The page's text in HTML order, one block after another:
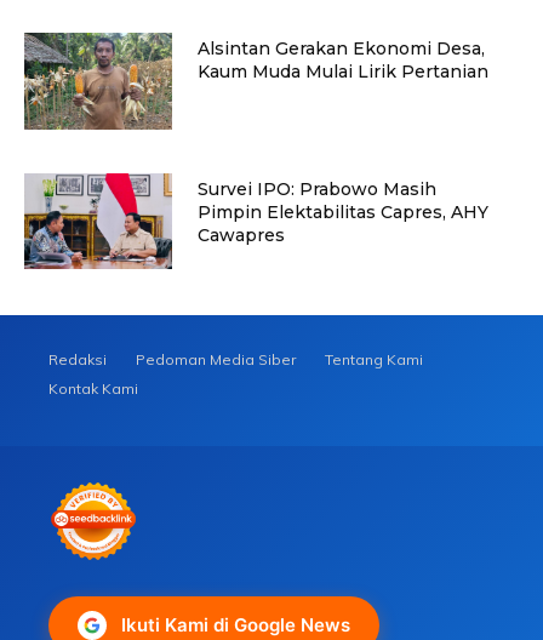
Alsintan Gerakan Ekonomi Desa,
Kaum Muda Mulai Lirik Pertanian
Survei IPO: Prabowo Masih
Pimpin Elektabilitas Capres, AHY
Cawapres
Redaksi Pedoman Media Siber
Tentang Kami
Kontak Kami
Ikuti Kami di Google News